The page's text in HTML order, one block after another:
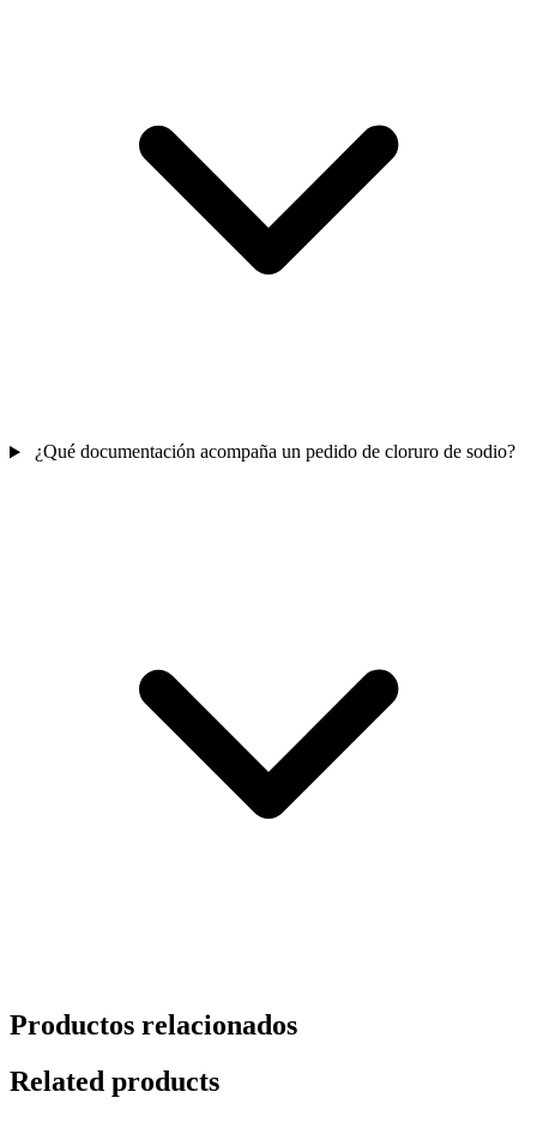
¿Qué documentación acompaña un pedido de cloruro de sodio?
Productos relacionados
Related products